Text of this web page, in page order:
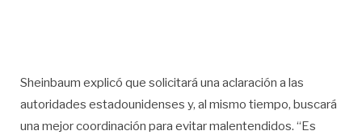
Sheinbaum explicó que solicitará una aclaración a las
autoridades estadounidenses y, al mismo tiempo, buscará
una mejor coordinación para evitar malentendidos. “Es